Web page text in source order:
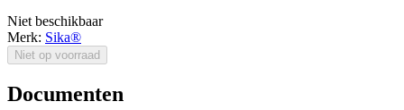
Niet beschikbaar
Merk: Sika®
Niet op voorraad
Documenten